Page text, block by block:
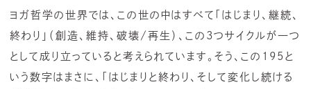
ヨガ哲学の世界では、この世の中はすべて「はじまり、継続、
終わり」（創造、維持、破壊/再生）、この3つサイクルが一つ
として成り立っていると考えられています。そう、この195と
いう数字はまさに、「はじまりと終わり、そして変化し続ける